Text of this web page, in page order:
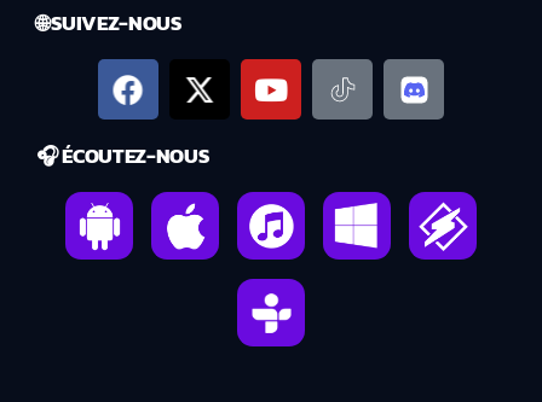
🌐 SUIVEZ-NOUS
🎧 ÉCOUTEZ-NOUS